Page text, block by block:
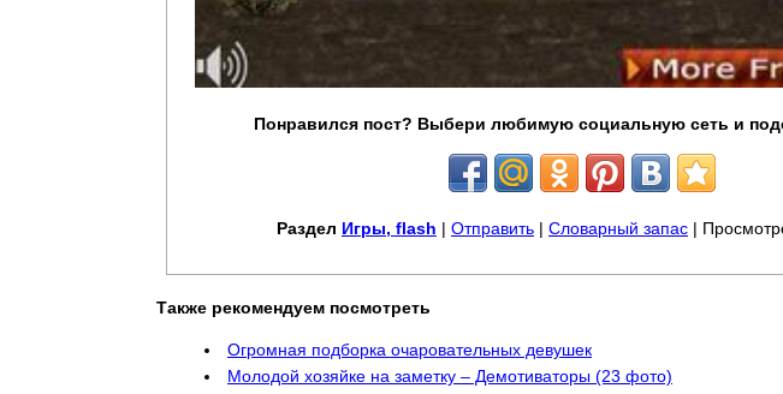
Понравился пост? Выбери любимую социальную сеть и
Раздел Игры, flash | Отправить | Словарный запас |
Также рекомендуем посмотреть
Огромная подборка очаровательных девушек
Молодой хозяйке на заметку – Демотиваторы (23 фото)